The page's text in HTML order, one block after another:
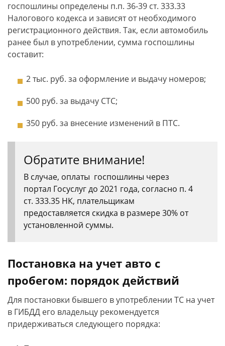
госпошлины определены п.п. 36-39 ст. 333.33
Налогового кодекса и зависят от необходимого
регистрационного действия. Так, если автомобиль
ранее был в употреблении, сумма госпошлины
составит:
2 тыс. руб. за оформление и выдачу номеров;
500 руб. за выдачу СТС;
350 руб. за внесение изменений в ПТС.
Обратите внимание!
В случае, оплаты госпошлины через
портал Госуслуг до 2021 года, согласно п. 4
ст. 333.35 НК, плательщикам
предоставляется скидка в размере 30% от
установленной суммы.
Постановка на учет авто с
пробегом: порядок действий
Для постановки бывшего в употреблении ТС на учет
в ГИБДД его владельцу рекомендуется
придерживаться следующего порядка: